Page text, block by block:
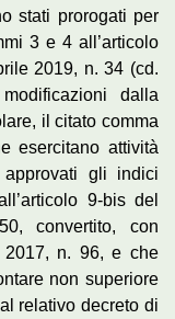
stati prorogati per
3 e 4 all’articolo
2019, n. 34 (cd.
dalla
il citato comma
esercitano attività
gli indici
9-bis del
convertito, con
2017, n. 96, e che
non superiore
relativo decreto di